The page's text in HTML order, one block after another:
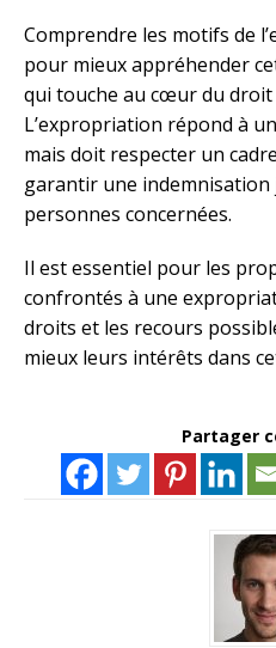
Comprendre les motifs de
pour mieux appréhender
qui touche au cœur du
L’expropriation répond à
mais doit respecter un
garantir une
personnes concernées.
Il est essentiel pour les
confrontés à une
droits et les recours
mieux leurs intérêts dans
Partager